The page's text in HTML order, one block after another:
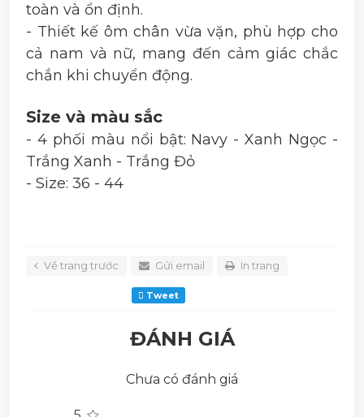
toàn và ổn định.
- Thiết kế ôm chân vừa vặn, phù hợp cho
cả nam và nữ, mang đến cảm giác chắc
chắn khi chuyển động.
Size và màu sắc
- 4 phối màu nổi bật: Navy - Xanh Ngọc -
Trắng Xanh - Trắng Đỏ
- Size: 36 - 44
Về trang trước Gửi email In trang
Tweet
ĐÁNH GIÁ
Chưa có đánh giá